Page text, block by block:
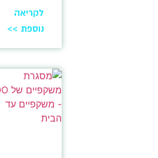
לקריאה
נוספת >>